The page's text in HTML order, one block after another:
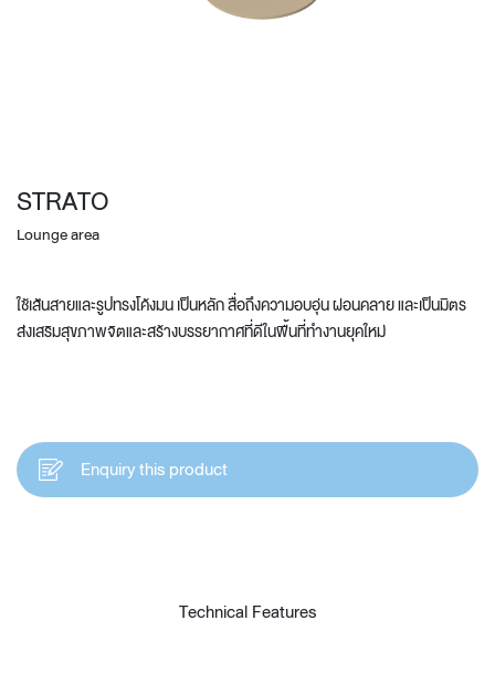
STRATO
Lounge area
ใช้เส้นสายและรูปทรงโค้งมน เป็นหลัก สื่อถึงความอบอุ่น ผ่อนคลาย และเป็นมิตร
ส่งเสริมสุขภาพจิตและสร้างบรรยากาศที่ดีในพื้นที่ทำงานยุคใหม่
Enquiry this product
Technical Features